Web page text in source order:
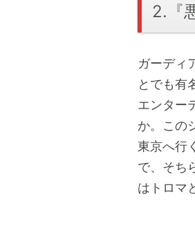
2.『
ガーディ
とでも有
エンター
か。この
東京へ行
で、そち
はトロマ